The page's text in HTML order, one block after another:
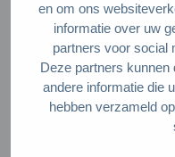
en om ons
informatie over uw
partners voor social
Deze partners
andere informatie die
hebben verzameld
Over ons
Stel je vraag
Servicepunt Team
Veelgestelde vragen